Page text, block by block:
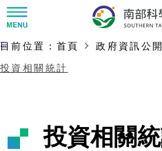
訊息公告
新聞資料專區
發展沿革
認識園區
主要內容開始
:::
目前位置： 首頁 政府資訊公開
投資相關統計